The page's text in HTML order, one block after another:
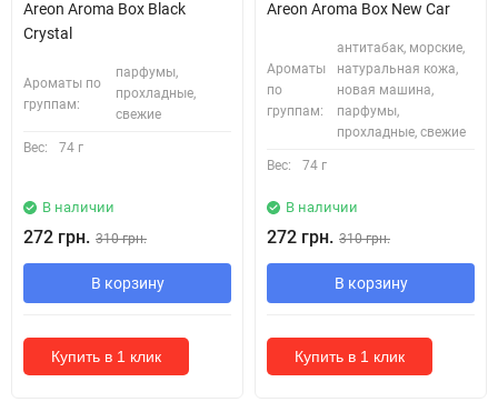
Areon Aroma Box Black
Crystal
Ароматы по
группам:
парфумы,
прохладные,
свежие
Вес: 74 г
В наличии
272 грн. 310 грн.
В корзину
Купить в 1 клик
Areon Aroma Box New Car
Ароматы
по
группам:
антитабак, морские,
натуральная кожа,
новая машина,
парфумы,
прохладные, свежие
Вес: 74 г
В наличии
272 грн. 310 грн.
В корзину
Купить в 1 клик